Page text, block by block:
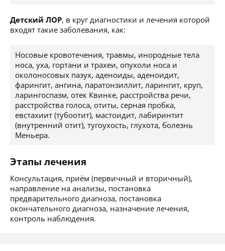
Детский ЛОР, в круг диагностики и лечения которой
входят такие заболевания, как:
Носовые кровотечения, травмы, инородные тела
носа, уха, гортани и трахеи, опухоли носа и
околоносовых пазух, аденоиды, аденоидит,
фарингит, ангина, паратонзиллит, ларингит, круп,
ларингоспазм, отек Квинке, расстройства речи,
расстройства голоса, отиты, серная пробка,
евстахиит (тубоотит), мастоидит, лабиринтит
(внутренний отит), тугоухость, глухота, болезнь
Меньера.
Этапы лечения
Консультация, приём (первичный и вторичный),
направление на анализы, постановка
предварительного диагноза, постановка
окончательного диагноза, назначение лечения,
контроль наблюдения.